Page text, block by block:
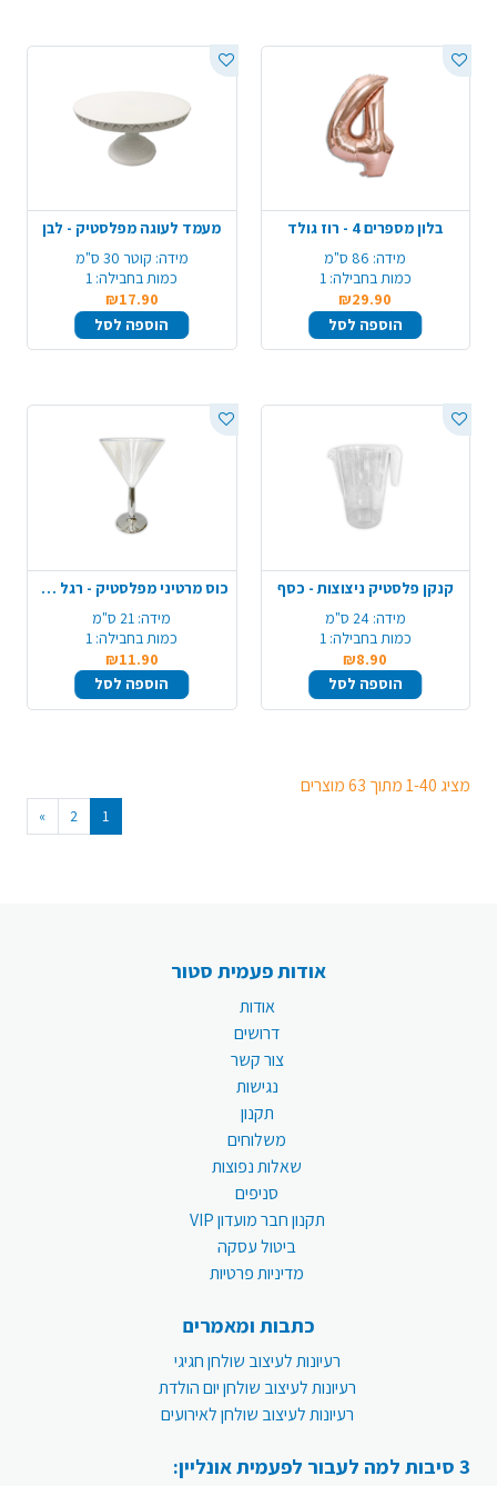
בלון מספרים 4 - רוז גולד
מידה: 86 ס"מ
כמות בחבילה: 1
₪29.90
הוספה לסל
מעמד לעוגה מפלסטיק - לבן
מידה: קוטר 30 ס"מ
כמות בחבילה: 1
₪17.90
הוספה לסל
קנקן פלסטיק ניצוצות - כסף
מידה: 24 ס"מ
כמות בחבילה: 1
₪8.90
הוספה לסל
כוס מרטיני מפלסטיק - רגל כסף
מידה: 21 ס"מ
כמות בחבילה: 1
₪11.90
הוספה לסל
מציג 1-40 מתוך 63 מוצרים
1
2
»
אודות פעמית סטור
אודות
דרושים
צור קשר
נגישות
תקנון
משלוחים
שאלות נפוצות
סניפים
תקנון חבר מועדון VIP
ביטול עסקה
מדיניות פרטיות
כתבות ומאמרים
רעיונות לעיצוב שולחן חגיגי
רעיונות לעיצוב שולחן יום הולדת
רעיונות לעיצוב שולחן לאירועים
3 סיבות למה לעבור לפעמית אונליין: